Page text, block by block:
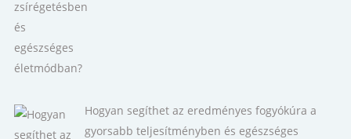
Hogyan segíthet az eredményes fogyókúra a
gyorsabb teljesítményben és egészséges